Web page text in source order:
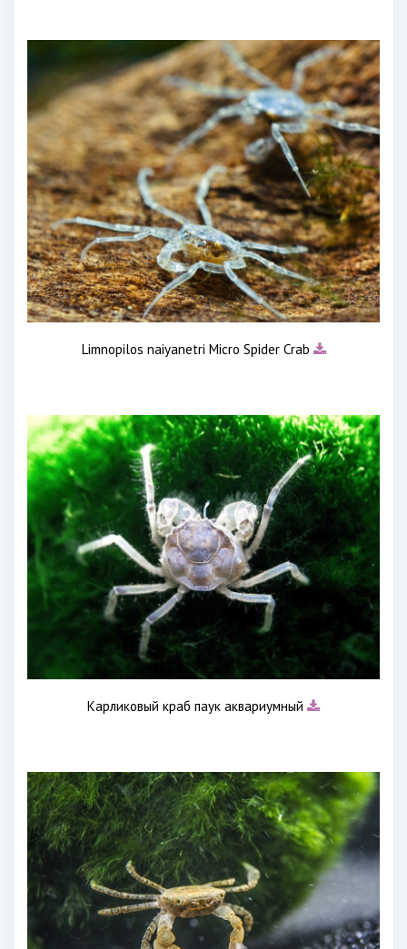
Limnopilos naiyanetri Micro Spider Crab
Карликовый краб паук аквариумный